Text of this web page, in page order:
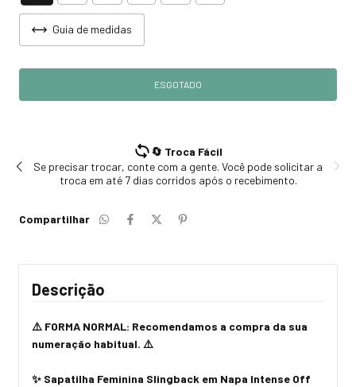
Guia de medidas
🔄 Troca Fácil
Se precisar trocar, conte com a gente. Você pode solicitar a
troca em até 7 dias corridos após o recebimento.
Compartilhar
Descrição
⚠️ FORMA NORMAL: Recomendamos a compra da sua
numeração habitual. ⚠️
✨ Sapatilha Feminina Slingback em Napa Intense Off